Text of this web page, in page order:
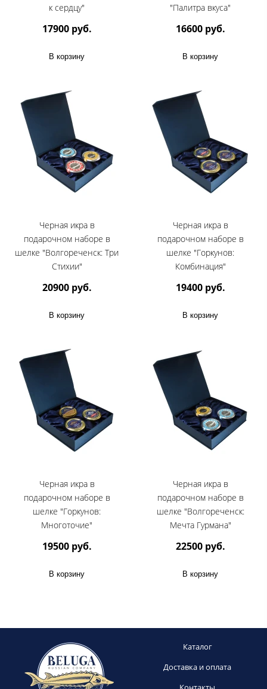
к сердцу"
17900 руб.
В корзину
"Палитра вкуса"
16600 руб.
В корзину
Черная икра в
подарочном наборе в
шелке "Волгореченск: Три
Стихии"
20900 руб.
В корзину
Черная икра в
подарочном наборе в
шелке "Горкунов:
Комбинация"
19400 руб.
В корзину
Черная икра в
подарочном наборе в
шелке "Горкунов:
Многоточие"
19500 руб.
В корзину
Черная икра в
подарочном наборе в
шелке "Волгореченск:
Мечта Гурмана"
22500 руб.
В корзину
Каталог
Доставка и оплата